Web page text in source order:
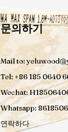
문의하기
Mail to:
Tel: +86 185 0640
Wechat:
Whatsapp:
연락하다